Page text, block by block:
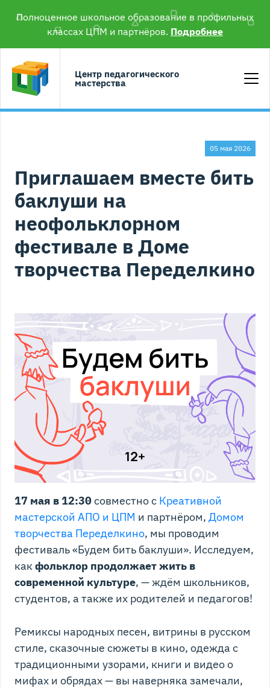
Полноценное школьное образование в профильных
классах ЦПМ и партнёров. Подробнее
Центр педагогического
мастерства
05 мая 2026
Приглашаем вместе бить
баклуши на
неофольклорном
фестивале в Доме
творчества Переделкино
17 мая в 12:30совместно с Креативной
мастерской АПО и ЦПМ и партнёром, Домом
творчества Переделкино, мы проводим
фестиваль «Будем бить баклуши». Исследуем,
какфольклор продолжает жить в
современной культуре, — ждём школьников,
студентов, а также их родителей и педагогов!
Ремиксы народных песен, витрины в русском
стиле, сказочные сюжеты в кино, одежда с
традиционными узорами, книги и видео о
мифах и обрядах — вы наверняка замечали,